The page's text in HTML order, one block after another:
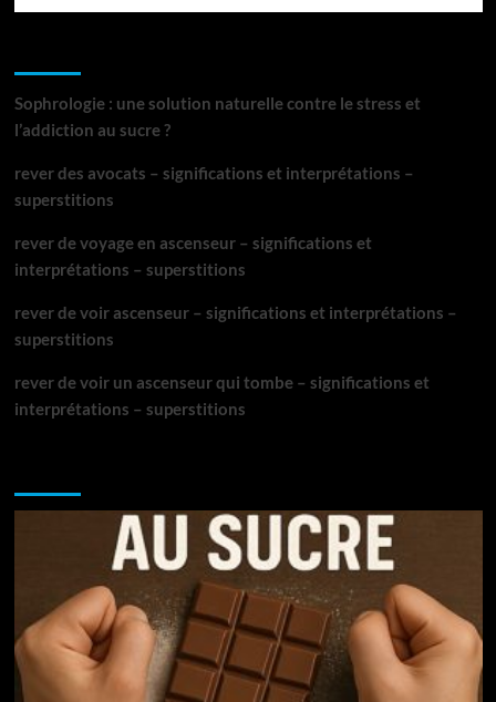
Sophrologie : une solution naturelle contre le stress et
l’addiction au sucre ?
rever des avocats – significations et interprétations –
superstitions
rever de voyage en ascenseur – significations et
interprétations – superstitions
rever de voir ascenseur – significations et interprétations –
superstitions
rever de voir un ascenseur qui tombe – significations et
interprétations – superstitions